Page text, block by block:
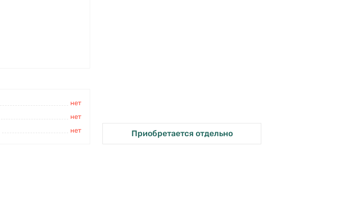
нет
нет
нет Приобретается отдельно